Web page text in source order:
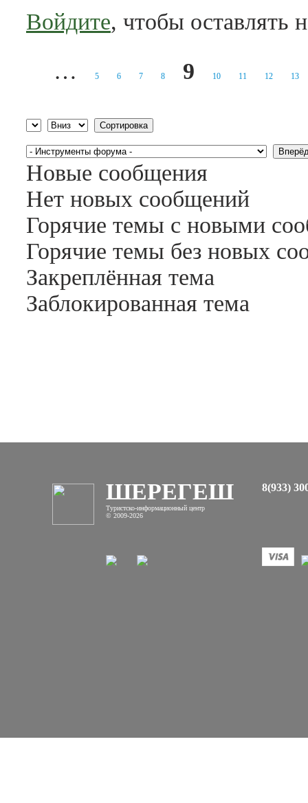
Войдите, чтобы оставлять
… 5 6 7 8 9 10 11 12 13
Сортировка по
Сортировка
Новые сообщения
Нет новых сообщений
Горячие темы с новыми
Горячие темы без новых
Закреплённая тема
Заблокированная тема
ШЕРЕГЕШ
Туристско-информационный центр
© 2009-2026
8(933)